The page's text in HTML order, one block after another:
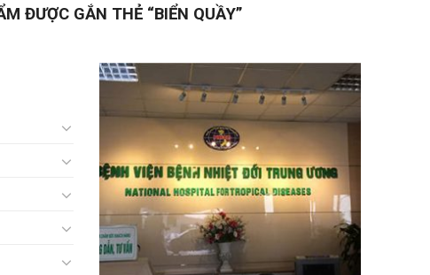
ĐƯỢC GẮN THẺ “BIỂN QUẦY”